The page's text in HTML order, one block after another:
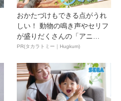
おかたづけもできる点がうれ
しい！ 動物の鳴き声やセリフ
が盛りだくさんの「アニ
ア ...
PR(タカラトミー｜Hugkum)